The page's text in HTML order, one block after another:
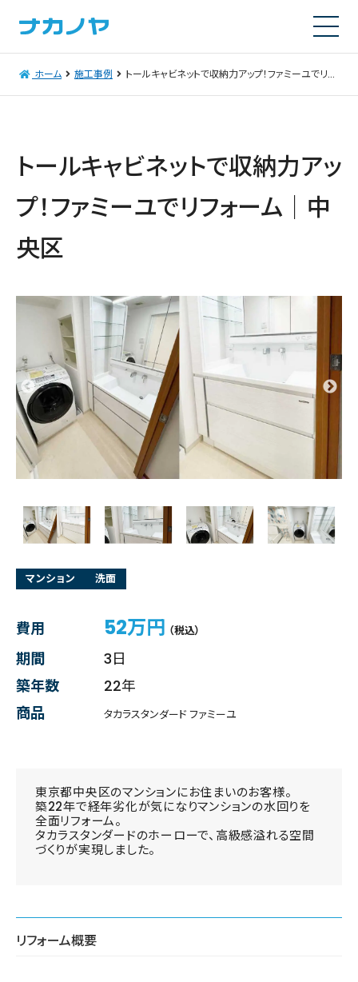
ホーム 施工事例 トールキャビネットで収納力アップ！ファミーユでリフォーム｜中央区
トールキャビネットで収納力アッ
プ！ファミーユでリフォーム｜中
央区
マンション 洗面
費用 52万円 （税込）
期間
3日
築年数
22年
商品
タカラスタンダード ファミーユ
東京都中央区のマンションにお住まいのお客様。
築22年で経年劣化が気になりマンションの水回りを
全面リフォーム。
タカラスタンダードのホーローで、高級感溢れる空間
づくりが実現しました。
リフォーム概要